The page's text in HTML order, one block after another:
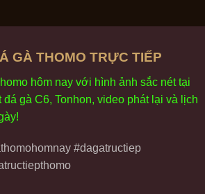
GÀ THOMO TRỰC TIẾP
hôm nay với hình ảnh sắc néttại
đá gà C6, Tonhon, video phátl ại và ịch
ày!
#dagatructiep